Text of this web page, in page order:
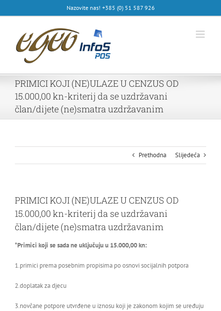
to
Nazovite nas! +385 (0) 51 587 926
PRIMICI KOJI (NE)ULAZE U CENZUS OD
15.000,00 kn-kriterij da se uzdržavani
član/dijete (ne)smatra uzdržavanim
Prethodna Slijedeća
PRIMICI KOJI (NE)ULAZE U CENZUS OD
15.000,00 kn-kriterij da se uzdržavani
član/dijete (ne)smatra uzdržavanim
*Primici koji se sada ne uključuju u 15.000,00 kn:
1.primici prema posebnim propisima po osnovi socijalnih potpora
2.doplatak za djecu
3.novčane potpore utvrđene u iznosu koji je zakonom kojim se uređuju